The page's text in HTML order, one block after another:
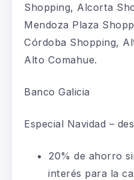
Shopping, Alcorta
Mendoza Plaza
Córdoba Shopping,
Alto Comahue.
Banco Galicia
Especial Navidad –
20% de ahorro
interés para la